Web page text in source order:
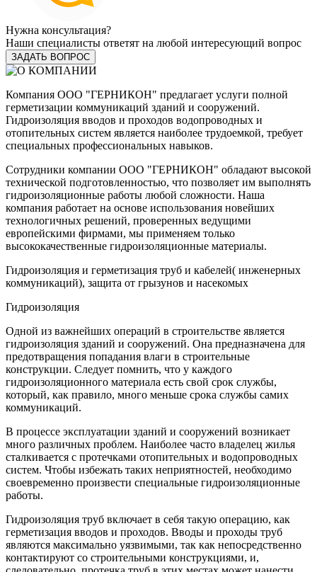
Нужна консультация?
Наши специалисты ответят на любой интересующий вопрос
ЗАДАТЬ ВОПРОС
Компания ООО "ГЕРНИКОН" предлагает услуги полной
герметизации коммуникаций зданий и сооружений.
Гидроизоляция вводов и проходов водопроводных и
отопительных систем является наиболее трудоемкой, требует
специальных профессиональных навыков.
Сотрудники компании ООО "ГЕРНИКОН" обладают высокой
технической подготовленностью, что позволяет им выполнять
гидроизоляционные работы любой сложности. Наша
компания работает на основе использования новейших
технологичных решений, проверенных ведущими
европейскими фирмами, мы применяем только
высококачественные гидроизоляционные материалы.
Гидроизоляция и герметизация труб и кабелей( инженерных
коммуникаций), защита от грызунов и насекомых
Гидроизоляция
Одной из важнейших операций в строительстве является
гидроизоляция зданий и сооружений. Она предназначена для
предотвращения попадания влаги в строительные
конструкции. Следует помнить, что у каждого
гидроизоляционного материала есть свой срок службы,
который, как правило, много меньше срока службы самих
коммуникаций.
В процессе эксплуатации зданий и сооружений возникает
много различных проблем. Наиболее часто владелец жилья
сталкивается с протечками отопительных и водопроводных
систем. Чтобы избежать таких неприятностей, необходимо
своевременно произвести специальные гидроизоляционные
работы.
Гидроизоляция труб включает в себя такую операцию, как
герметизация вводов и проходов. Вводы и проходы труб
являются максимально уязвимыми, так как непосредственно
контактируют со строительными конструкциями, и,